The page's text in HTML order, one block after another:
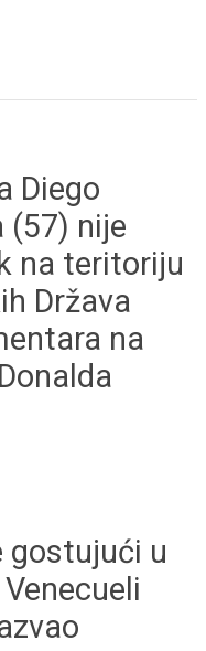
Diego
(57) nije
na teritoriju
Država
na
gostujući u